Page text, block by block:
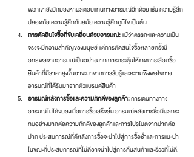
พวกเขายังมักมองหาผลตอบแทนทางอารมณ์อีกด้วย เช่น ความรู้สึก
ปลอดภัย ความรู้สึกทันสมัย ความรู้สึกภูมิใจ เป็นต้น
การตัดสินใจซื้อที่ขับเคลื่อนด้วยอารมณ์: แม้ว่าตรรกะและความเป็น
จริงจะมีความสำคัญของมนุษย์ แต่การตัดสินใจซื้อหลายครั้งมี
อิทธิพลจากอารมณ์เป็นอย่างมาก การกระตุ้นให้เกิดการเลือกซื้อ
สินค้าที่มีราคาสูงขึ้นอาจะมาจากการรับรู้และความพึงพอใจทาง
อารมณ์ที่ได้รับมาจากตัวแบรนด์สินค้า
อารมณ์หลังการซื้อและความภักดีของลูกค้า: การเดินทางทาง
อารมณ์ไม่ได้จบลงเมื่อการซื้อเสร็จสิ้น อารมณ์หลังการซื้อมีผลกระ
ทบอย่างมากต่อความภักดีของลูกค้าและการโปรโมตจากปากต่อ
ปาก ประสบการณ์ที่ดีหลังการซื้อจะนำไปสู่การซื้อซ้ำและการแนะนำ
ในขณะที่ประสบการณ์ที่ไม่ดีอาจนำไปสู่การคืนสินค้าและรีวิวที่ไม่ดี.